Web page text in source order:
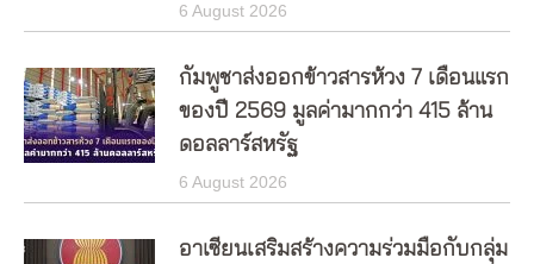
6 August 2026
กัมพูชาส่งออกข้าวสารห้วง 7 เดือนแรก
ของปี 2569 มูลค่ามากกว่า 415 ล้าน
ดอลลาร์สหรัฐ
6 August 2026
อาเซียนเสริมสร้างความร่วมมือกับกลุ่ม